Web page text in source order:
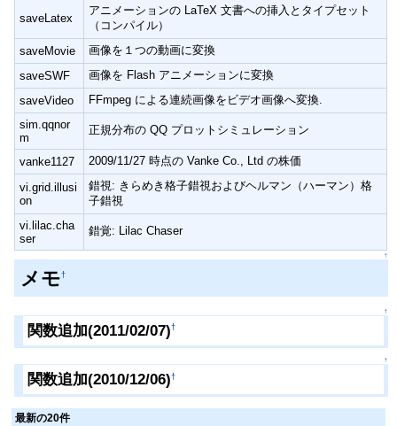
saveLatex
アニメーションの LaTeX 文書への挿入とタイプセット
（コンパイル）
saveMovie
画像を１つの動画に変換
saveSWF
画像を Flash アニメーションに変換
saveVideo
FFmpeg による連続画像をビデオ画像へ変換.
sim.qqnor
m
正規分布の QQ プロットシミュレーション
vanke1127
2009/11/27 時点の Vanke Co., Ltd の株価
vi.grid.illusi
on
錯視: きらめき格子錯視およびヘルマン（ハーマン）格
子錯視
vi.lilac.cha
ser
錯覚: Lilac Chaser
↑
メモ†
↑
関数追加(2011/02/07)†
↑
関数追加(2010/12/06)†
最新の20件